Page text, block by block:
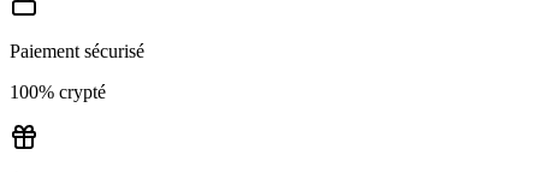
Paiement sécurisé
100% crypté